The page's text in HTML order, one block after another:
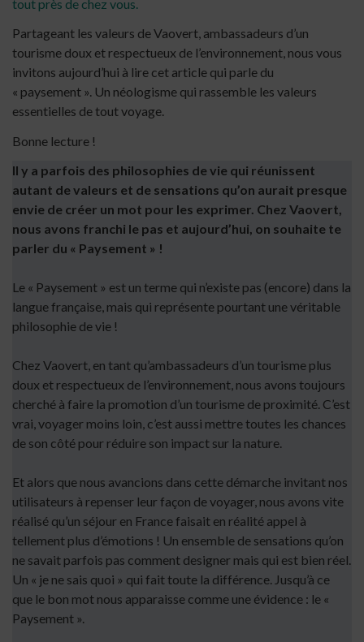
tout près de chez vous.
Partageant les valeurs de Vaovert, ambassadeurs d’un
tourisme doux et respectueux de l’environnement, nous vous
invitons aujourd’hui à lire cet article qui parle du
« paysement ». Un néologisme qui rassemble les valeurs
essentielles de tout voyage.
Bonne lecture !
Il y a parfois des philosophies de vie qui réunissent
autant de valeurs et de sensations qu’on aurait presque
envie de créer un mot pour les exprimer. Chez Vaovert,
nous avons franchi le pas et aujourd’hui, on souhaite te
parler du « Paysement » !
Le « Paysement » est un terme qui n’existe pas (encore) dans la
langue française, mais qui représente pourtant une véritable
philosophie de vie !
Chez Vaovert, en tant qu’ambassadeurs d’un tourisme plus
doux et respectueux de l’environnement, nous avons toujours
cherché à faire la promotion d’un tourisme de proximité. C’est
vrai, voyager moins loin, c’est aussi mettre toutes les chances
de son côté pour réduire son impact sur la nature.
Et alors que nous avancions dans cette démarche invitant nos
utilisateurs à repenser leur façon de voyager, nous avons vite
réalisé qu’un séjour en France faisait en réalité appel à
tellement plus d’émotions ! Un ensemble de sensations qu’on
ne savait parfois pas comment designer mais qui est bien réel.
Un « je ne sais quoi » qui fait toute la différence. Jusqu’à ce
que le bon mot nous apparaisse comme une évidence : le «
Paysement ».